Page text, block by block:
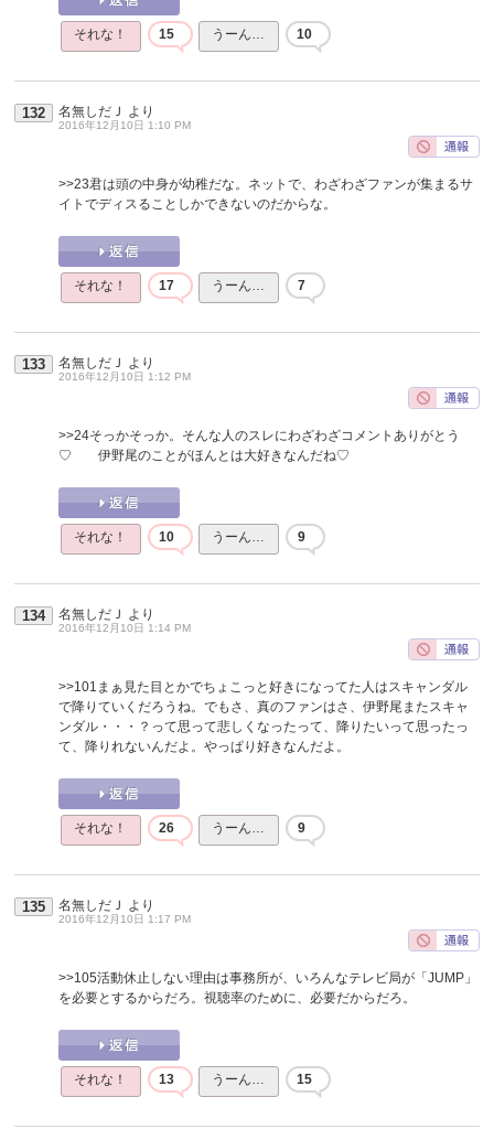
それな！ 15 うーん… 10
132 名無しだＪ より
2016年12月10日 1:10 PM
>>23君は頭の中身が幼稚だな。ネットで、わざわざファンが集まるサ
イトでディスることしかできないのだからな。
それな！ 17 うーん… 7
133 名無しだＪ より
2016年12月10日 1:12 PM
>>24そっかそっか。そんな人のスレにわざわざコメントありがとう
♡ 伊野尾のことがほんとは大好きなんだね♡
それな！ 10 うーん… 9
134 名無しだＪ より
2016年12月10日 1:14 PM
>>101 まぁ見た目とかでちょこっと好きになってた人はスキャンダル
で降りていくだろうね。でもさ、真のファンはさ、伊野尾またスキャ
ンダル・・・？って思って悲しくなったって、降りたいって思ったっ
て、降りれないんだよ。やっぱり好きなんだよ。
それな！ 26 うーん… 9
135 名無しだＪ より
2016年12月10日 1:17 PM
>>105活動休止しない理由は事務所が、いろんなテレビ局が「JUMP」
を必要とするからだろ。視聴率のために、必要だからだろ。
それな！ 13 うーん… 15